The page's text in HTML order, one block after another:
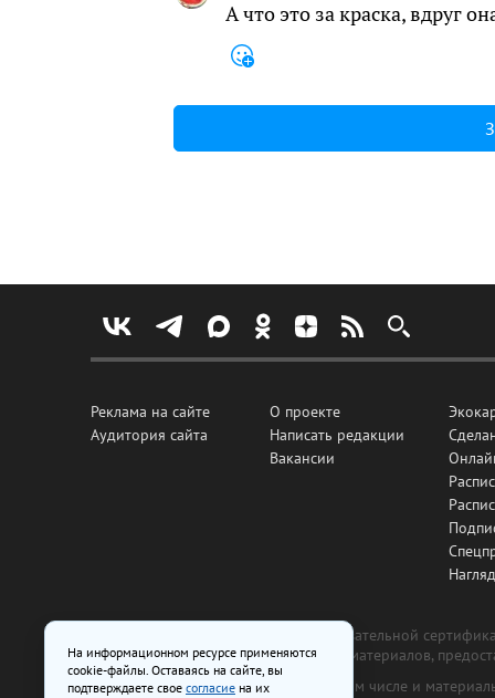
А что это за краска, вдруг
Реклама на сайте
Аудитория сайта
О проекте
Написать редакции
Вакансии
Все рекламные товары подлежат обязательной
изготовлена и размещена на основе материалов,
На сайте www.irk.ru размещаются в том числе и
На информационном ресурсе применяются
cookie-файлы. Оставаясь на сайте, вы
подтверждаете свое согласие на их